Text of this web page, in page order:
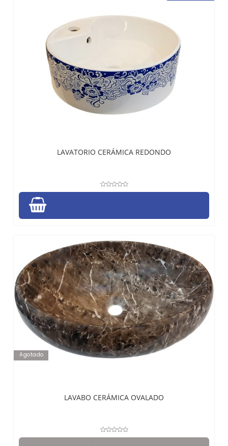
LAVATORIO CERÁMICA REDONDO
Agotado
LAVABO CERÁMICA OVALADO